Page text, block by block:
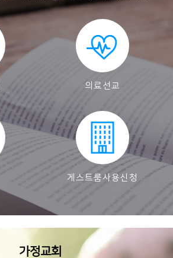
의료선교
게스트룸사용신청
가정교회